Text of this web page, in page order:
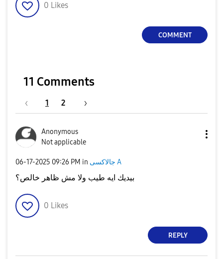
0 Likes
COMMENT
11 Comments
1 2
Anonymous
Not applicable
‎06-17-2025 09:26 PM in جالاكسى A
بيديك ايه طيب ولا مش ظاهر خالص؟
0 Likes
REPLY